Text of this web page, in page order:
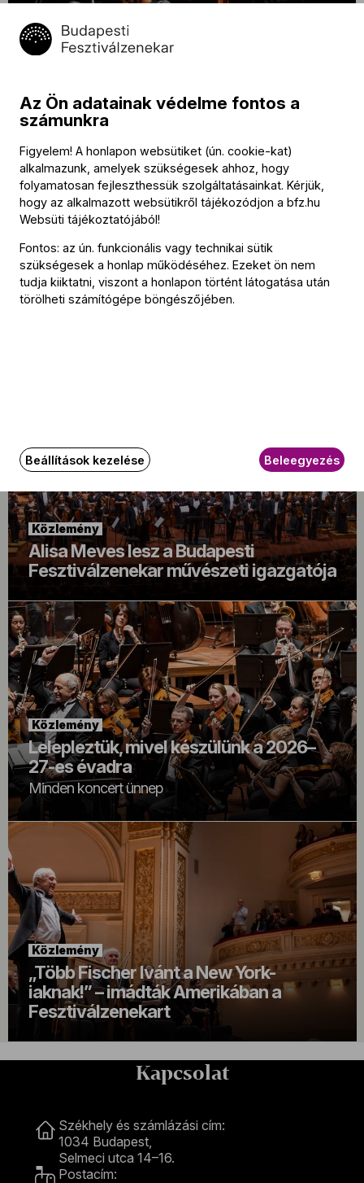
17 Fotó
Közlemény
Közlemény
Alisa Meves lesz a Budapesti
Fesztiválzenekar művészeti igazgatója
Közlemény
Lelepleztük, mivel készülünk a 2026–
27-es évadra
Minden koncert ünnep
Közlemény
„Több Fischer Ivánt a New York-
iaknak!” – imádták Amerikában a
Fesztiválzenekart
Kapcsolat
Székhely és számlázási cím:
1034 Budapest,
Selmeci utca 14–16.
Postacím:
Az Ön adatainak védelme fontos a
számunkra
Figyelem! A honlapon websütiket (ún. cookie-kat)
alkalmazunk, amelyek szükségesek ahhoz, hogy
folyamatosan fejleszthessük szolgáltatásainkat. Kérjük,
hogy az alkalmazott websütikről tájékozódjon a bfz.hu
Websüti tájékoztatójából!
Fontos: az ún. funkcionális vagy technikai sütik
szükségesek a honlap működéséhez. Ezeket ön nem
tudja kiiktatni, viszont a honlapon történt látogatása után
törölheti számítógépe böngészőjében.
Beállítások kezelése Beleegyezés